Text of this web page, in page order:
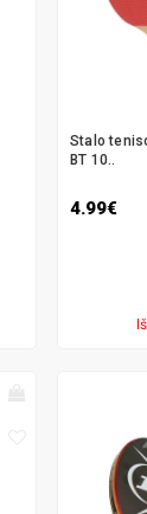
Stalo
BT 10..
4.99€